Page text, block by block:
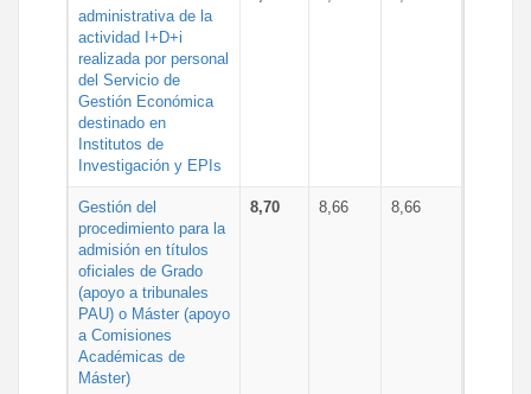
administrativa de la
actividad I+D+i
realizada por personal
del Servicio de
Gestión Económica
destinado en
Institutos de
Investigación y EPIs
Gestión del
procedimiento para la
admisión en títulos
oficiales de Grado
(apoyo a tribunales
PAU) o Máster (apoyo
a Comisiones
Académicas de
Máster)
8,70 8,66 8,66